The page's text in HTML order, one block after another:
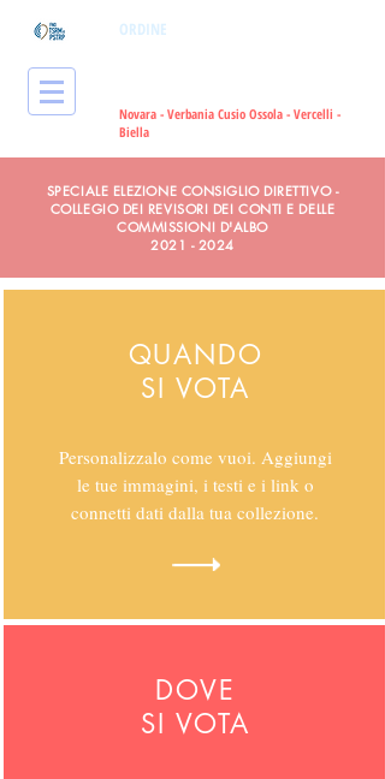
ORDINE
Novara - Verbania Cusio Ossola - Vercelli -
Biella
SPECIALE ELEZIONE CONSIGLIO DIRETTIVO -
COLLEGIO DEI REVISORI DEI CONTI E DELLE
COMMISSIONI D'ALBO
2021 - 2024
QUANDO
SI VOTA
Personalizzalo come vuoi. Aggiungi
le tue immagini, i testi e i link o
connetti dati dalla tua collezione.
DOVE
SI VOTA